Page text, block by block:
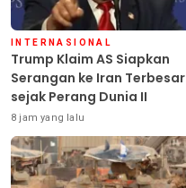
INTERNASIONAL
Trump Klaim AS Siapkan
Serangan ke Iran Terbesar
sejak Perang Dunia II
8 jam yang lalu